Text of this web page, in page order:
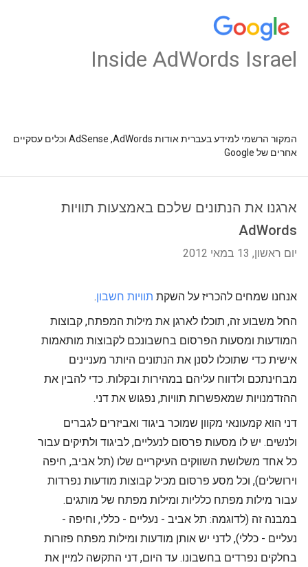
Inside AdWords Israel
המקור הרשמי למידע בעברית אודות AdSense ,AdWords וכלים עסקיים
אחרים של Google
ארגנו את הנתונים שלכם באמצעות תוויות
AdWords
יום ראשון, 13 במאי 2012
אנחנו שמחים להכריז על השקת תוויות חשבון.
החל משבוע זה, תוכלו לארגן את מילות המפתח, קבוצות
המודעות ומסעות הפרסום בחשבונכם לקבוצות מותאמות
אישית כדי שתוכלו לסנן את הנתונים היותר מעניינים
מבחינתכם ולדווח עליהם במהירות ובקלות. כדי להבין את
ההזדמנויות שמאפשרות תוויות, נפגוש את דני.
דני הוא קמעונאי מקוון שמוכר ביגוד ואביזרים לגברים
ולנשים. יש לו מסעות פרסום לנעליים, לביגוד ולתיקים עבור
כל אחד משלושת השווקים העיקריים שלו (תל אביב, חיפה
וירושלים), וכל מסע פרסום מכיל קבוצות מודעות נפרדות
עבור מילות מפתח כלליות ומילות מפתח של מותגים.
במבנה זה (לדוגמה: תל אביב - נעליים - כללי, וחיפה -
נעליים - כללי), לדני יש אותן מודעות ומילות מפתח פזורות
בחלקים נפרדים בחשבונו. עד היום, דני התקשה למיין את